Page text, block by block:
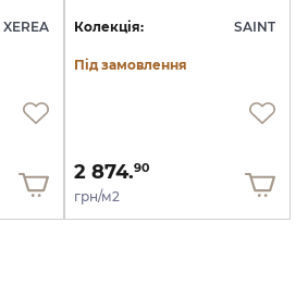
XEREA Колекція: SAINT
Під замовлення
2 874.90
грн/м2